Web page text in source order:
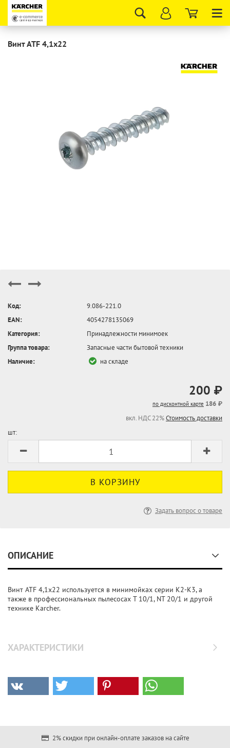
Винт ATF 4,1x22
Код:
9.086-221.0
EAN:
4054278135069
Категория:
Принадлежности минимоек
Группа товара:
Запасные части бытовой техники
Наличие:
на складе
200 ₽
по дисконтной карте 186 ₽
вкл. НДС 22%Стоимость доставки
шт:
Задать вопрос о товаре
ОПИСАНИЕ
Винт ATF 4,1x22 используется в минимойках серии K2-K3, а
также в профессиональных пылесосах T 10/1, NT 20/1 и другой
технике Karcher.
ХАРАКТЕРИСТИКИ
2% скидки при онлайн-оплате заказов на сайте